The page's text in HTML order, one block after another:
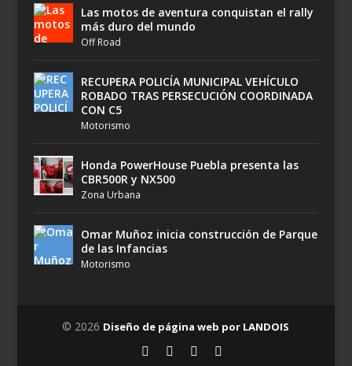
Las motos de aventura conquistan el rally
más duro del mundo
Off Road
RECUPERA POLICÍA MUNICIPAL VEHÍCULO
ROBADO TRAS PERSECUCIÓN COORDINADA
CON C5
Motorismo
Honda PowerHouse Puebla presenta las
CBR500R y NX500
Zona Urbana
Omar Muñoz inicia construcción de Parque
de las Infancias
Motorismo
© 2026 Diseño de página web por LANDOIS